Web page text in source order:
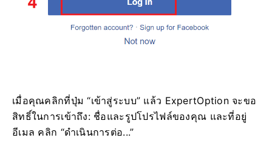
เมื่อคุณคลิกที่ปุ่ม “เข้าสู่ระบบ” แล้ว ExpertOption จะขอ
สิทธิ์ในการเข้าถึง: ชื่อและรูปโปรไฟล์ของคุณ และที่อยู่
อีเมล คลิก “ดำเนินการต่อ...”